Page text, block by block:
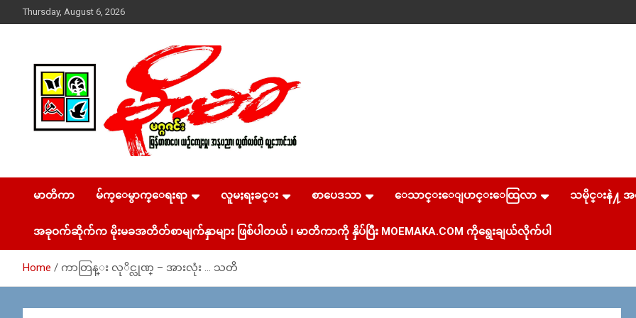
to
Thursday, August 6, 2026
MoeMaKa Burmese
News & Media
ယ္ေရး – အမွတ္ ၂၅၄၊ ပထပ္၊ လမ္း ၄၀၊ ေက်ာက္တံတား၊ ရန္ကုန္။
(ဖုုံး – ၀၉ ၂၅၂ ၂၄၉ ၀၉၄ ၊ ၀၉ ၄၂၁ ၇၄၃ ၇၅၃ ၊ ၀၉ ၅၀၄ ၁၀ ၅၈)
ျဖန္႔ခ်ိေရး – ဆိပ္ကမ္းသာစာေပ – အမွတ္ ၁၃ / ၃၈ လမ္း။ ပ
လာဇာေစ်းသစ္ ။ ၀၉ ၇၈၆၈၃၇ ၃၀၅ / ၀၉ ၉၆၃၆၉၉၈၃၄
မာတိကာ မ်က္ေမွာက္ေရးရာ လူမႈရႈခင္း စာပေဒသာ ေသာင္းေျပာင္းေထြလာ သမိုင္းနဲ႔ အ
အခုဝက်ဆိုက်က မိုးမခအတိတ်စာမျက်နှာများ ဖြစ်ပါတယ် ၊ မာတိကာကို နှိပ်ပြီး MOEMAKA.COM ကိုရွေးချယ်လိုက်ပါ
Home ကာတြန္း လုိင္လုဏ္ – အားလုံး … သတိ